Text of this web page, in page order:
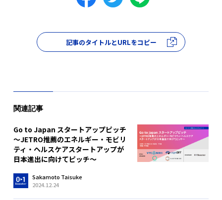
記事のタイトルとURLをコピー
関連記事
Go to Japan スタートアップピッチ
〜JETRO推薦のエネルギー・モビリ
ティ・ヘルスケアスタートアップが
日本進出に向けてピッチ〜
Sakamoto Taisuke
2024.12.24